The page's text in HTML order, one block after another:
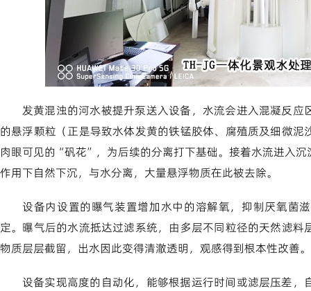
发黄混浊的河水被提升泵送入设备，水流会进入混凝反
的悬浮颗粒（正是导致水体发黄的铁锰胶体、腐殖质及细微
肉眼可见的“矾花”，为后续的分离打下基础。接着水流进入
作用下自然下沉，与水分离，大量悬浮物质在此被去除。
设备内设置的曝气装置增加水中的溶解氧，抑制厌氧菌
定。曝气后的水流抵达过滤系统，由多层不同粒径的天然滤
物质层层截留，出水因此变得清澈透明，观感得到根本性改善。
设备实现高度的自动化，能够根据运行时间或滤层压差